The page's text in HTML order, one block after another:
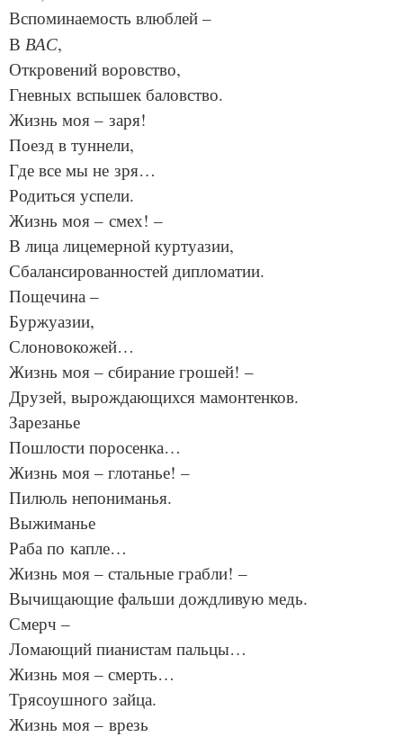
Вспоминаемость влюблей –
В ВАС,
Откровений воровство,
Гневных вспышек баловство.
Жизнь моя – заря!
Поезд в туннели,
Где все мы не зря…
Родиться успели.
Жизнь моя – смех! –
В лица лицемерной куртуазии,
Сбалансированностей дипломатии.
Пощечина –
Буржуазии,
Слоновокожей…
Жизнь моя – сбирание грошей! –
Друзей, вырождающихся мамонтенков.
Зарезанье
Пошлости поросенка…
Жизнь моя – глотанье! –
Пилюль непониманья.
Выжиманье
Раба по капле…
Жизнь моя – стальные грабли! –
Вычищающие фальши дождливую медь.
Смерч –
Ломающий пианистам пальцы…
Жизнь моя – смерть…
Трясоушного зайца.
Жизнь моя – врезь